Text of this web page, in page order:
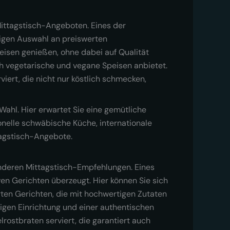
Angeboten. Eines der
Auswahl an preiswerten
genießen, ohne dabei auf Qualität
vegetarische und vegane Speisen anbietet.
die nicht nur köstlich schmecken,
Hier erwartet Sie eine gemütliche
schwäbische Küche, internationale
Angebote.
Mittagstisch-Empfehlungen. Eines
Gerichten überzeugt. Hier können Sie sich
Gerichten, die mit hochwertigen Zutaten
Einrichtung und einer authentischen
serviert, die garantiert auch